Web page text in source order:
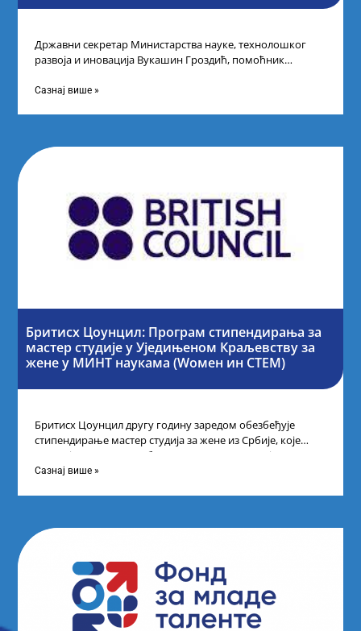
Државни секретар Министарства науке, технолошког
развоја и иновација Вукашин Гроздић, помоћник
промоцију
Сазнај више »
Бритисх Цоунцил: Програм стипендирања за
мастер студије у Уједињеном Краљевству за
жене у МИНТ наукама (Wомен ин СТЕМ)
Бритисх Цоунцил другу годину заредом обезбеђује
стипендирање мастер студија за жене из Србије, које
поседују диплому из области науке, технологије,
Сазнај више »